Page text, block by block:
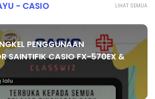
LIHAT SEMUA
- CASIO
PENGGUNAAN
SAINTIFIK CASIO FX-570EX &
lalu